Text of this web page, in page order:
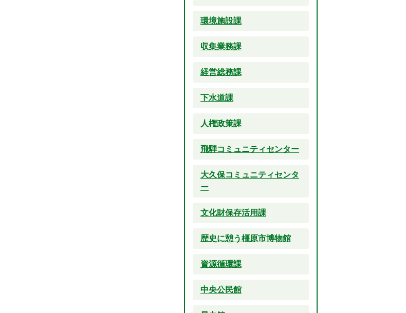
環境施設課
収集業務課
経営総務課
下水道課
人権政策課
飛騨コミュニティセンター
大久保コミュニティセンタ
ー
文化財保存活用課
歴史に憩う橿原市博物館
資源循環課
中央公民館